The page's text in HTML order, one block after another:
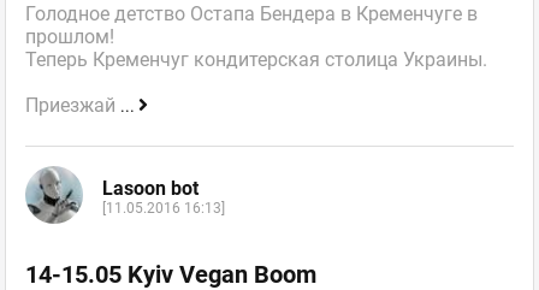
Голодное детство Остапа Бендера в Кременчуге в
прошлом!
Теперь Кременчуг кондитерская столица Украины.
Приезжай ...
Lasoon bot
[11.05.2016 16:13]
14-15.05 Kyiv Vegan Boom